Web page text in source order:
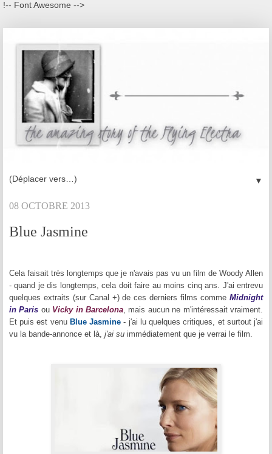
!-- Font Awesome -->
▼
08 OCTOBRE 2013
Blue Jasmine
Cela faisait très longtemps que je n'avais pas vu un film de Woody Allen
- quand je dis longtemps, cela doit faire au moins cinq ans. J'ai entrevu
quelques extraits (sur Canal +) de ces derniers films comme Midnight
in Paris ou Vicky in Barcelona , mais aucun ne m'intéressait vraiment.
Et puis est venu Blue Jasmine - j'ai lu quelques critiques, et surtout j'ai
vu la bande-annonce et là, j'ai su immédiatement que je verrai le film.